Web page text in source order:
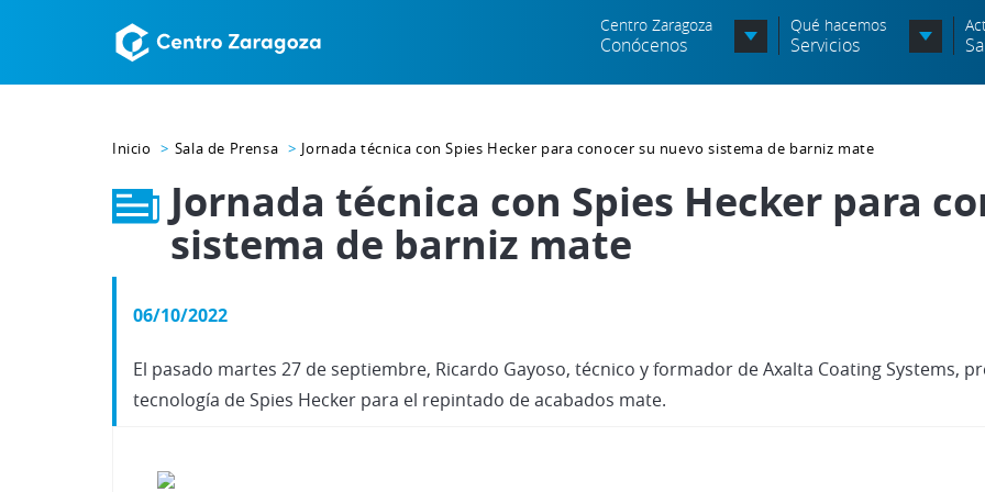
Centro Zaragoza
Conócenos
Órganos Consultivos
Entidades Asociadas
Política de seguridad de la
Política medioambiental
Qué hacemos
Servicios
Inicio Sala de Prensa Jornada técnica con Spies Hecker para conocer su nuevo sistema de barniz mate
Jornada técnica con Spies Hecker para
sistema de barniz mate
06/10/2022
El pasado martes 27 de septiembre, Ricardo Gayoso, técnico y formador de Axalta Coating Systems,
tecnología de Spies Hecker para el repintado de acabados mate.